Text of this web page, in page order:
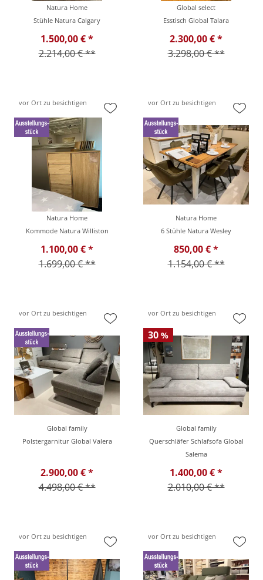
Natura Home
Stühle Natura Calgary
1.500,00 € *
2.214,00 € **
Global select
Esstisch Global Talara
2.300,00 € *
3.298,00 € **
vor Ort zu besichtigen
Natura Home
Kommode Natura Williston
1.100,00 € *
1.699,00 € **
vor Ort zu besichtigen
Natura Home
6 Stühle Natura Wesley
850,00 € *
1.154,00 € **
vor Ort zu besichtigen
Global family
Polstergarnitur Global Valera
2.900,00 € *
4.498,00 € **
vor Ort zu besichtigen
30 %
Global family
Querschläfer Schlafsofa Global
Salema
1.400,00 € *
2.010,00 € **
vor Ort zu besichtigen vor Ort zu besichtigen